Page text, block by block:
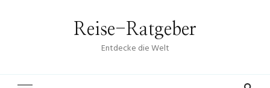
Reise-Ratgeber
Entdecke die Welt